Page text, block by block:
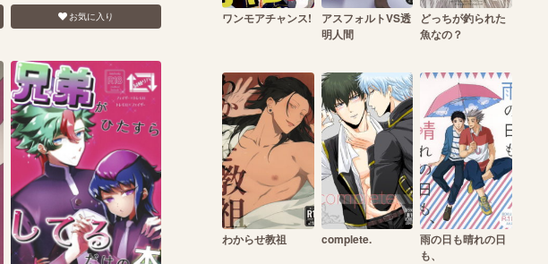
お気に入り ワンモアチャンス!
アスフォルトVS透
明人間
どっちが釣られた
魚なの？
わからせ教祖 complete.
雨の日も晴れの日
も、